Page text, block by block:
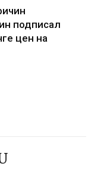
подписал
цен на